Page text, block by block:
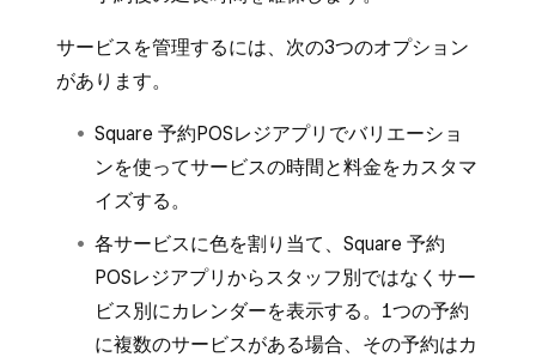
サービスを管理するには、次の3つのオプション
があります。
Square 予約POSレジアプリでバリエーショ
ンを使ってサービスの時間と料金をカスタマ
イズする。
各サービスに色を割り当て、Square 予約
POSレジアプリからスタッフ別ではなくサー
ビス別にカレンダーを表示する。1つの予約
に複数のサービスがある場合、その予約はカ